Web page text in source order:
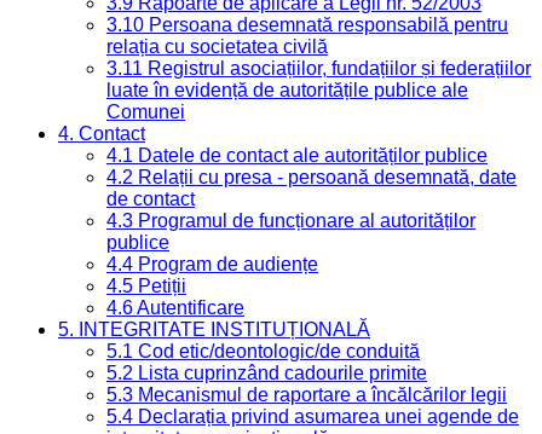
3.10 Persoana desemnată responsabilă pentru
relația cu societatea civilă
3.11 Registrul asociațiilor, fundațiilor și federațiilor
luate în evidență de autoritățile publice ale
Comunei
4. Contact
4.1 Datele de contact ale autorităților publice
4.2 Relații cu presa - persoană desemnată, date
de contact
4.3 Programul de funcționare al autorităților
publice
4.4 Program de audiențe
4.5 Petiții
4.6 Autentificare
5. INTEGRITATE INSTITUȚIONALĂ
5.1 Cod etic/deontologic/de conduită
5.2 Lista cuprinzând cadourile primite
5.3 Mecanismul de raportare a încălcărilor legii
5.4 Declarația privind asumarea unei agende de